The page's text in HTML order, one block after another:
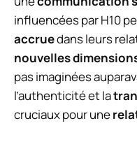
influencées par H10
accruedans leurs
nouvelles
pas imaginées
l’authenticité et la
cruciaux pour une